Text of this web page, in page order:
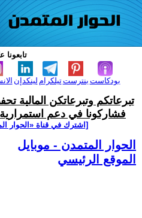
تابعونا
لينكدإن تيلكرامبنترست بودكاست
تبرعاتكم وتبرعاتكن المالية
فشاركونا في دعم استمرارية
[اشترك في قناة ‫«الحوار
الحوار المتمدن - موبايل
الموقع الرئيسي